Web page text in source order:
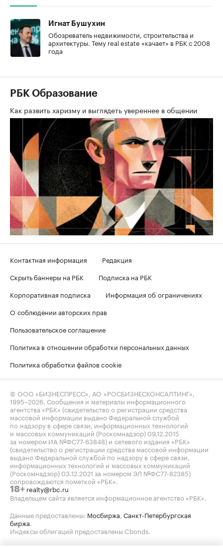
Игнат Бушухин
Обозреватель недвижимости, строительства и
архитектуры. Тему real estate «качает» в РБК с 2008
года
РБК Образование
Как развить харизму и выглядеть увереннее в общении
Контактная информация
Редакция
Скрыть баннеры на РБК
Подписка на РБК
Корпоративная подписка
Информация об ограничениях
О соблюдении авторских прав
Пользовательское соглашение
Политика в отношении обработки персональных данных
Политика обработки файлов cookie
© ООО «БИЗНЕСПРЕСС», АО «РОСБИЗНЕСКОНСАЛТИНГ»,
1995–2026 . Сообщения и материалы информационного
агентства «РБК» (свидетельство о регистрации средства
массовой информации выдано Федеральной службой
по надзору в сфере связи, информационных технологий
и массовых коммуникаций (Роскомнадзор) 09.12.2015
за номером ИА №ФС77-63848) и сетевого издания «РБК»
(свидетельство о регистрации средства массовой информации
выдано Федеральной службой по надзору в сфере связи,
информационных технологий и массовых коммуникаций
(Роскомнадзор) 03.12.2021 за номером ЭЛ №ФС77-82385)
сопровождаются пометкой «РБК».
18+ realty@rbc.ru
Владельцем сайта является информационное агентство «РБК».
Данные предоставлены: Мосбиржа Санкт-Петербургская
биржа
Индексы облигаций предоставлены Cbonds.